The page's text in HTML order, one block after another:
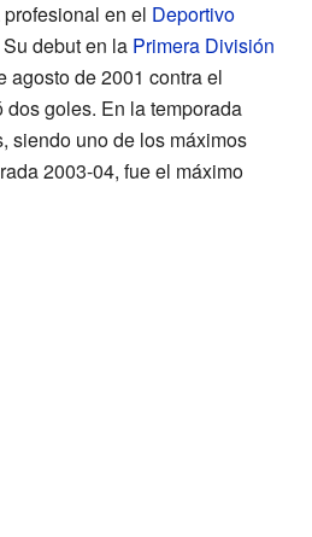
en el Deportivo
debut en la Primera División
agosto de 2001 contra el
goles. En la temporada
siendo uno de los máximos
2003-04, fue el máximo